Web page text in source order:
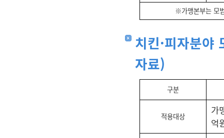
※가맹본부는 모
치킨·피자분
자료)
구분
적용대상
가
억